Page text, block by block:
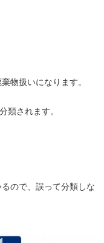
物扱いになります。
類されます。
ので、誤って分類しな